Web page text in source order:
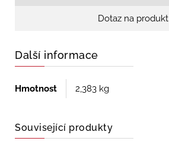
Dotaz na produkt
Další informace
Hmotnost 2,383 kg
Související produkty